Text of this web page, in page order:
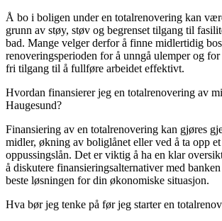
Å bo i boligen under en totalrenovering kan
grunn av støy, støv og begrenset tilgang til
bad. Mange velger derfor å finne midlertidig
renoveringsperioden for å unngå ulemper og
fri tilgang til å fullføre arbeidet effektivt.
Hvordan finansierer jeg en totalrenovering av
Haugesund?
Finansiering av en totalrenovering kan gjøres
midler, økning av boliglånet eller ved å ta opp
oppussingslån. Det er viktig å ha en klar
å diskutere finansieringsalternativer med
beste løsningen for din økonomiske situasjon.
Hva bør jeg tenke på før jeg starter en